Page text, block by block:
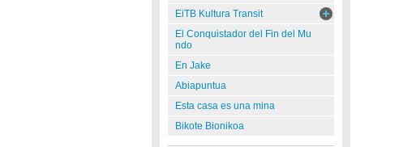
EiTB Kultura Transit
El Conquistador del Fin del Mu
ndo
En Jake
Abiapuntua
Esta casa es una mina
Bikote Bionikoa